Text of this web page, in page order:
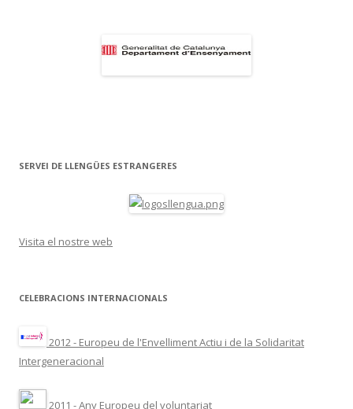
SERVEI DE LLENGÜES ESTRANGERES
Visita el nostre web
CELEBRACIONS INTERNACIONALS
2012 - Europeu de l'Envelliment Actiu i de la Solidaritat
Intergeneracional
2011 - Any Europeu del voluntariat